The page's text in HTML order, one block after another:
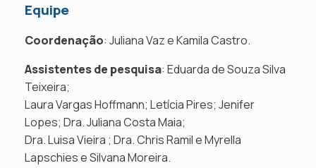
Equipe
Coordenação: Juliana Vaz e Kamila Castro.
Assistentes de pesquisa: Eduarda de Souza Silva
Teixeira;
Laura Vargas Hoffmann; Letícia Pires; Jenifer
Lopes; Dra. Juliana Costa Maia;
Dra. Luisa Vieira ; Dra. Chris Ramil e Myrella
Lapschies e Silvana Moreira.